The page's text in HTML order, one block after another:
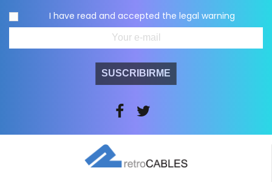
I have read and accepted the legal warning
SUSCRIBIRME